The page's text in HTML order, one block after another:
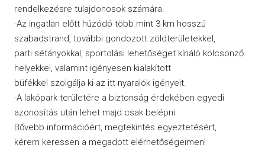
rendelkezésre tulajdonosok számára.
-Az ingatlan előtt húzódó több mint 3 km hosszú
szabadstrand, további gondozott zöldterületekkel,
parti sétányokkal, sportolási lehetőséget kínáló kölcsönző
helyekkel, valamint igényesen kialakított
büfékkel szolgálja ki az itt nyaralók igényeit.
-A lakópark területére a biztonság érdekében egyedi
azonosítás után lehet majd csak belépni.
Bővebb információért, megtekintés egyeztetésért,
kérem keressen a megadott elérhetőségeimen!